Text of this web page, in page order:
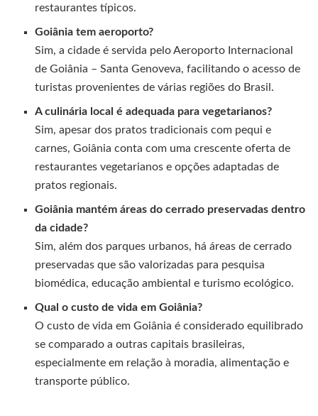
restaurantes típicos.
Goiânia tem aeroporto?
Sim, a cidade é servida pelo Aeroporto Internacional
de Goiânia – Santa Genoveva, facilitando o acesso de
turistas provenientes de várias regiões do Brasil.
A culinária local é adequada para vegetarianos?
Sim, apesar dos pratos tradicionais com pequi e
carnes, Goiânia conta com uma crescente oferta de
restaurantes vegetarianos e opções adaptadas de
pratos regionais.
Goiânia mantém áreas do cerrado preservadas dentro
da cidade?
Sim, além dos parques urbanos, há áreas de cerrado
preservadas que são valorizadas para pesquisa
biomédica, educação ambiental e turismo ecológico.
Qual o custo de vida em Goiânia?
O custo de vida em Goiânia é considerado equilibrado
se comparado a outras capitais brasileiras,
especialmente em relação à moradia, alimentação e
transporte público.